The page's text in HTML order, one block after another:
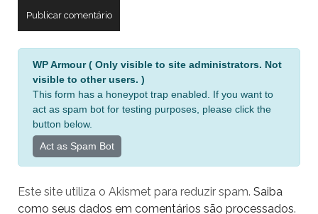
i
v
WP Armour ( Only visible to site administrators. Not
visible to other users. )
This form has a honeypot trap enabled. If you want to
act as spam bot for testing purposes, please click the
button below.
Act as Spam Bot
Este site utiliza o Akismet para reduzir spam. Saiba
como seus dados em comentários são processados.